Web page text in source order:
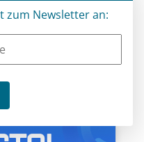
Punkt-zu-Punkt-
werden
Forscher von F5
wird, weil sich
lassen, die
verursachen.
zum Newsletter an: